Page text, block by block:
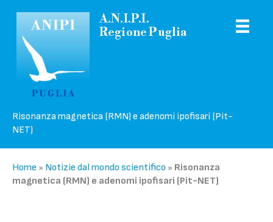
contenuto
A.N.I.P.I.
Regione Puglia
Risonanza magnetica (RMN) e adenomi ipofisari (Pit-
NET)
Home » Notizie dal mondo scientifico » Risonanza
magnetica (RMN) e adenomi ipofisari (Pit-NET)